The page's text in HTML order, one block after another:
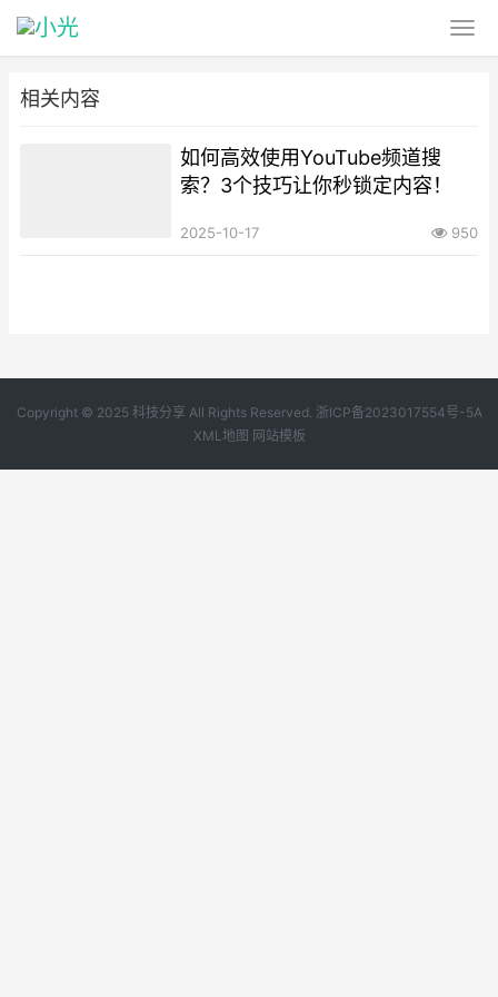
相关内容
如何高效使用YouTube频道搜
索？3个技巧让你秒锁定内容！
2025-10-17 950
Copyright © 2025 科技分享 All Rights Reserved. 浙ICP备2023017554号-5A
XML地图 网站模板